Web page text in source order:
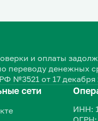
и оплаты
переводу
№3521 от 17
сети
ИНН: